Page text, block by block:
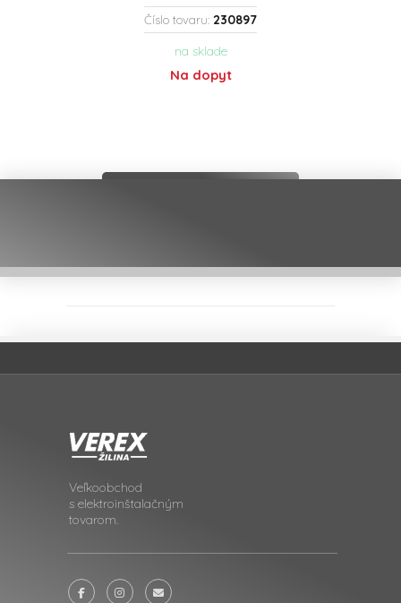
Číslo tovaru: 230897
na sklade
Na dopyt
Veľkoobchod
s elektroinštalačným
tovarom.